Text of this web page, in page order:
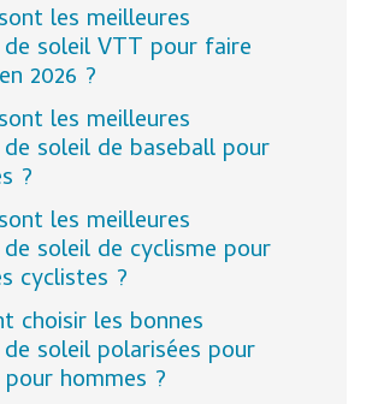
les meilleures
soleil VTT pour faire
2026 ?
les meilleures
soleil de baseball pour
?
les meilleures
soleil de cyclisme pour
cyclistes ?
choisir les bonnes
soleil polarisées pour
hommes ?